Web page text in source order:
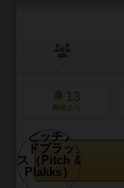
13
興味あり